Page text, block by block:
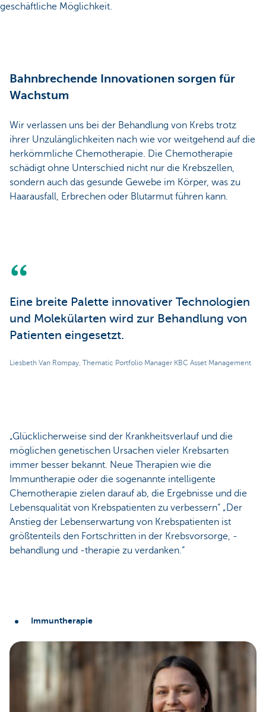
geschäftliche Möglichkeit.
Bahnbrechende Innovationen sorgen für
Wachstum
Wir verlassen uns bei der Behandlung von Krebs trotz
ihrer Unzulänglichkeiten nach wie vor weitgehend auf die
herkömmliche Chemotherapie. Die Chemotherapie
schädigt ohne Unterschied nicht nur die Krebszellen,
sondern auch das gesunde Gewebe im Körper, was zu
Haarausfall, Erbrechen oder Blutarmut führen kann.
Eine breite Palette innovativer Technologien
und Molekülarten wird zur Behandlung von
Patienten eingesetzt.
Liesbeth Van Rompay, Thematic Portfolio Manager KBC Asset Management
„Glücklicherweise sind der Krankheitsverlauf und die
möglichen genetischen Ursachen vieler Krebsarten
immer besser bekannt. Neue Therapien wie die
Immuntherapie oder die sogenannte intelligente
Chemotherapie zielen darauf ab, die Ergebnisse und die
Lebensqualität von Krebspatienten zu verbessern“ „Der
Anstieg der Lebenserwartung von Krebspatienten ist
größtenteils den Fortschritten in der Krebsvorsorge, -
behandlung und -therapie zu verdanken.“
Immuntherapie